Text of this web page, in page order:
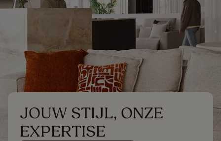
JOUW STIJL, ONZE
EXPERTISE